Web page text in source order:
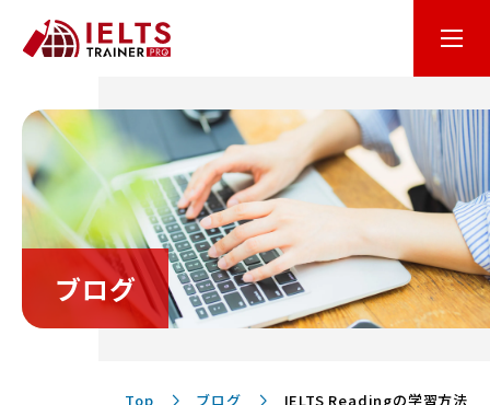
はじめての方へ
オンライン学習
コース・料金
講師・テキスト
ブログ
Top ブログ IELTS Readingの学習方法